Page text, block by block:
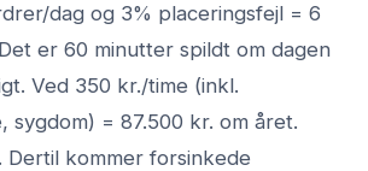
dag og 3% placeringsfejl = 6
er 60 minutter spildt om dagen
Ved 350 kr./time (inkl.
sygdom) = 87.500 kr. om året.
Dertil kommer forsinkede